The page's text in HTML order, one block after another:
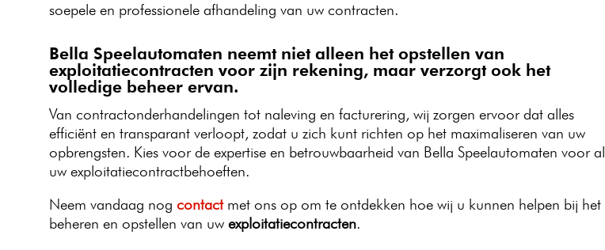
soepele en professionele afhandeling van uw contracten.
Bella Speelautomaten neemt niet alleen het opstellen van
exploitatiecontracten voor zijn rekening, maar verzorgt ook het
volledige beheer ervan.
Van contractonderhandelingen tot naleving en facturering, wij zorgen ervoor dat alles
efficiënt en transparant verloopt, zodat u zich kunt richten op het maximaliseren van uw
opbrengsten. Kies voor de expertise en betrouwbaarheid van Bella Speelautomaten voor al
uw exploitatiecontractbehoeften.
Neem vandaag nog contactmet ons op om te ontdekken hoe wij u kunnen helpen bij het
beheren en opstellen van uw exploitatiecontracten.